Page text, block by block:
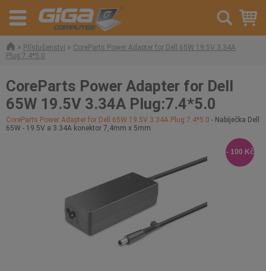
» Příslušenství » CoreParts Power Adapter for Dell 65W 19.5V 3.34A
Plug:7.4*5.0
CoreParts Power Adapter for Dell
65W 19.5V 3.34A Plug:7.4*5.0
CoreParts Power Adapter for Dell 65W 19.5V 3.34A Plug:7.4*5.0 - Nabíječka Dell
65W - 19.5V a 3.34A konektor 7,4mm x 5mm
- 100 Kč